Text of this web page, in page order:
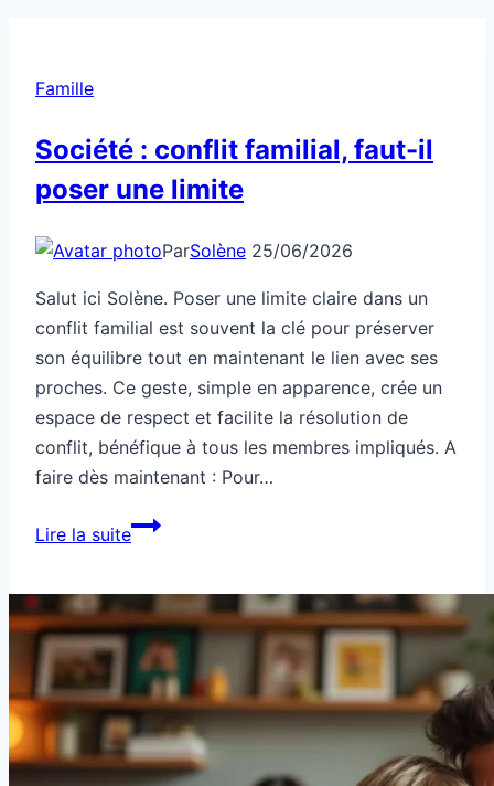
Famille
Société : conflit familial, faut-il
poser une limite
ParSolène 25/06/2026
Salut ici Solène. Poser une limite claire dans un
conflit familial est souvent la clé pour préserver
son équilibre tout en maintenant le lien avec ses
proches. Ce geste, simple en apparence, crée un
espace de respect et facilite la résolution de
conflit, bénéfique à tous les membres impliqués. A
faire dès maintenant : Pour…
Lire la suiteSociété
familial,
faut-
il
poser
une
limite